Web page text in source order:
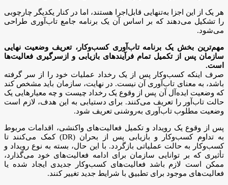
هر یک از این اجزا به‌تنهایی قابل‌اجرا هستند، اما در کنار یکدیگر چارچوبی
را تشکیل می‌دهند که بر اساس آن یک برنامه جامع تاب‌آوری طراحی
می‌شود.
مهم‌ترین بخش یک برنامه تاب‌آوری کسب‌وکار، تعریف وضعیت نهایی
سازمان پس از تکمیل تمام فرآیندهای بازیابی و ازسرگیری فعالیت‌ها
است.
صرف اینکه کسب‌وکار پس از یک رخداد عملیات خود را از سر گرفته
باشد، به معنای تاب‌آوری آن نیست. در نهایت، سازمان باید مشخص کند
که وضعیت ایده‌آل آن پس از وقوع یک رخداد چیست و چه معیارهایی یک
حالت تاب‌آور را تعریف می‌کنند. برای دستیابی به این هدف، لازم است
وضعیت مطلوب تاب‌آوری به‌روشنی تعریف شود.
پس از وقوع یک رویداد و تکمیل فعالیت‌های واکنشی، اقدامات مربوط
به تداوم کسب‌وکار و بازیابی پس از بحران (DR) کمک می‌کنند تا
کسب‌وکار به حالت عملیاتی بازگردد. با این حال، بسته به نوع رویداد و
تأثیری که بر توانایی سازمان برای ادامه فعالیت‌های خود می‌گذارد،
ممکن است لازم باشد فعالیت‌های کسب‌وکار جدیدی ایجاد شده یا
فعالیت‌های موجود برای تطبیق با شرایط جدید تغییر کنند.